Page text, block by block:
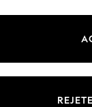
demaillots
Bandeau
Marque